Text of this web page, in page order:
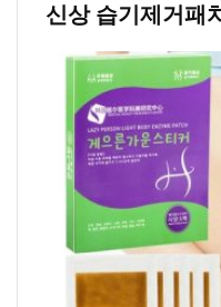
신상 ​습기제거패